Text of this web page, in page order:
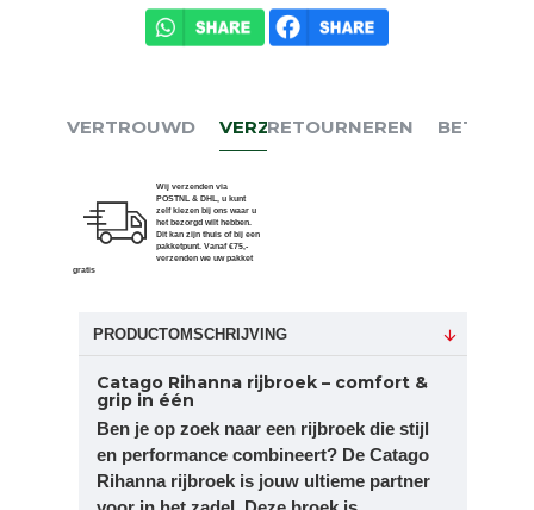
VERTROUWD VERZENDEN
Wij verzenden via
POSTNL & DHL, u kunt
zelf kiezen bij ons waar u
het bezorgd wilt hebben.
Dit kan zijn thuis of bij een
pakketpunt. Vanaf €75,-
verzenden we uw pakket
gratis
RETOURNEREN BETALEN
PRODUCTOMSCHRIJVING
Catago Rihanna rijbroek – comfort &
grip in één
Ben je op zoek naar een rijbroek die stijl
en performance combineert? De Catago
Rihanna rijbroek is jouw ultieme partner